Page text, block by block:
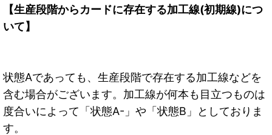
【生産段階からカードに存在する加工線(初期線)につ
いて】
状態Aであっても、生産段階で存在する加工線などを
含む場合がございます。加工線が何本も目立つものは
度合いによって「状態A-」や「状態B」としておりま
す。